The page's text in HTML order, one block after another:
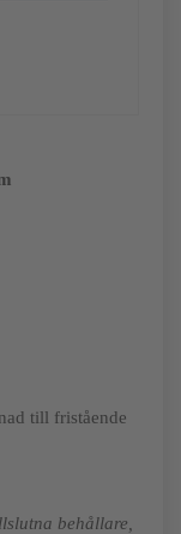
till fristående
behållare,